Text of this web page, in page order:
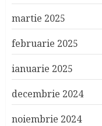
martie 2025
februarie 2025
ianuarie 2025
decembrie 2024
noiembrie 2024